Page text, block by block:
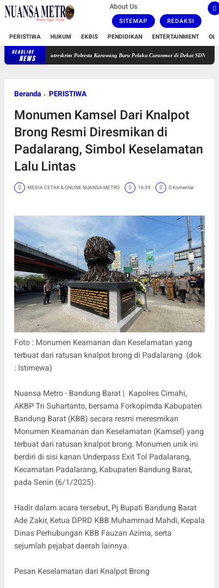
About Us
SITEMAP REDAKSI
PERISTIWA HUKUM EKBIS PENDIDIKAN ENTERTAINMENT
HEADLINE
NEWS
Satreskrim Polresta Karawang Buru Pelaku Curanmor di Dekat SDN Palumbonsari I,
Beranda PERISTIWA
Monumen Kamsel Dari Knalpot
Brong Resmi Diresmikan di
Padalarang, Simbol Keselamatan
Lalu Lintas
MEDIA CETAK & ONLINE NUANSA METRO 16:39 0 Komentar
Foto : Monumen Keamanan dan Keselamatan yang
terbuat dari ratusan knalpot brong di Padalarang (dok
: Istimewa)
Nuansa Metro - Bandung Barat | Kapolres Cimahi,
AKBP Tri Suhartanto, bersama Forkopimda Kabupaten
Bandung Barat (KBB) secara resmi meresmikan
Monumen Keamanan dan Keselamatan (Kamsel) yang
terbuat dari ratusan knalpot brong. Monumen unik ini
berdiri di sisi kanan Underpass Exit Tol Padalarang,
Kecamatan Padalarang, Kabupaten Bandung Barat,
pada Senin (6/1/2025).
Hadir dalam acara tersebut, Pj Bupati Bandung Barat
Ade Zakir, Ketua DPRD KBB Muhammad Mahdi, Kepala
Dinas Perhubungan KBB Fauzan Azima, serta
sejumlah pejabat daerah lainnya.
Pesan Keselamatan dari Knalpot Brong